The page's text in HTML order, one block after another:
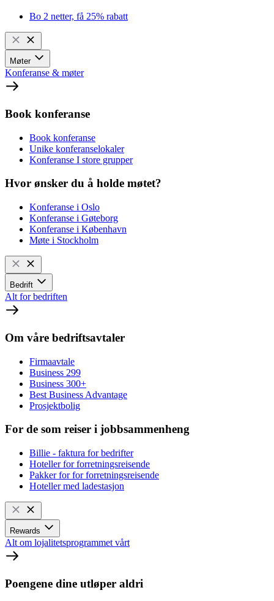
Bo 2 netter, få 25% rabatt
Møter
Konferanse & møter
Book konferanse
Book konferanse
Unike konferanselokaler
Konferanse I store grupper
Hvor ønsker du å holde møtet?
Konferanse i Oslo
Konferanse i Gøteborg
Konferanse i København
Møte i Stockholm
Bedrift
Alt for bedriften
Om våre bedriftsavtaler
Firmaavtale
Business 299
Business 300+
Best Business Advantage
Prosjektbolig
For de som reiser i jobbsammenheng
Billie - faktura for bedrifter
Hoteller for forretningsreisende
Pakker for for forretningsreisende
Hoteller med ladestasjon
Rewards
Alt om lojalitetsprogrammet vårt
Poengene dine utløper aldri